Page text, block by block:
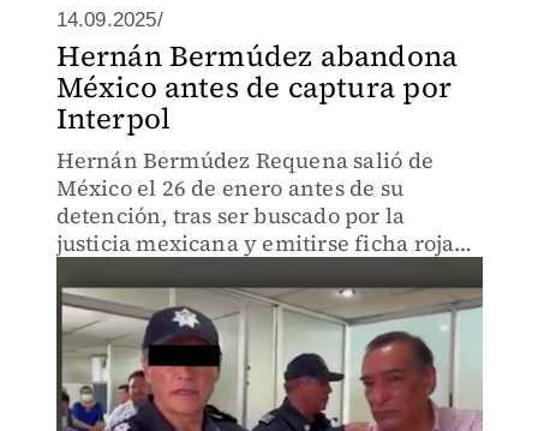
14.09.2025/
Hernán Bermúdez abandona
México antes de captura por
Interpol
Hernán Bermúdez Requena salió de
México el 26 de enero antes de su
detención, tras ser buscado por la
justicia mexicana y emitirse ficha roja
extorsión y secuestro.